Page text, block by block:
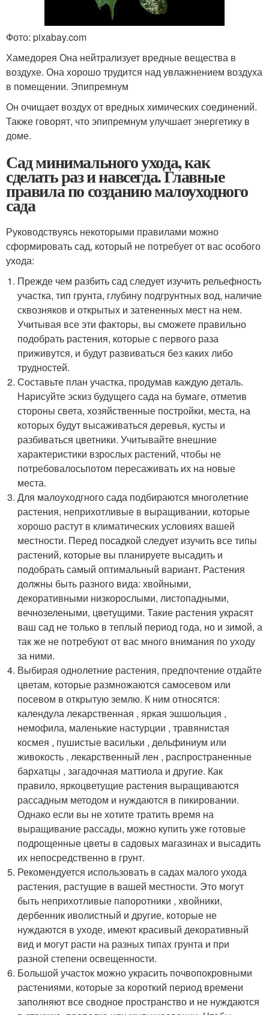
Фото: pixabay.com
Хамедорея Она нейтрализует вредные вещества в
воздухе. Она хорошо трудится над увлажнением воздуха
в помещении. Эпипремнум
Он очищает воздух от вредных химических соединений.
Также говорят, что эпипремнум улучшает энергетику в
доме.
Сад минимального ухода, как
сделать раз и навсегда. Главные
правила по созданию малоуходного
сада
Руководствуясь некоторыми правилами можно
сформировать сад, который не потребует от вас особого
ухода:
Прежде чем разбить сад следует изучить рельефность
участка, тип грунта, глубину подгрунтных вод, наличие
сквозняков и открытых и затененных мест на нем.
Учитывая все эти факторы, вы сможете правильно
подобрать растения, которые с первого раза
приживутся, и будут развиваться без каких либо
трудностей.
Составьте план участка, продумав каждую деталь.
Нарисуйте эскиз будущего сада на бумаге, отметив
стороны света, хозяйственные постройки, места, на
которых будут высаживаться деревья, кусты и
разбиваться цветники. Учитывайте внешние
характеристики взрослых растений, чтобы не
потребовалосьпотом пересаживать их на новые
места.
Для малоуходгного сада подбираются многолетние
растения, неприхотливые в выращивании, которые
хорошо растут в климатических условиях вашей
местности. Перед посадкой следует изучить все типы
растений, которые вы планируете высадить и
подобрать самый оптимальный вариант. Растения
должны быть разного вида: хвойными,
декоративными низкорослыми, листопадными,
вечнозелеными, цветущими. Такие растения украсят
ваш сад не только в теплый период года, но и зимой, а
так же не потребуют от вас много внимания по уходу
за ними.
Выбирая однолетние растения, предпочтение отдайте
цветам, которые размножаются самосевом или
посевом в открытую землю. К ним относятся:
календула лекарственная , яркая эшшольция ,
немофила, маленькие настурции , травянистая
космея , пушистые васильки , дельфиниум или
живокость , лекарственный лен , распространенные
бархатцы , загадочная маттиола и другие. Как
правило, яркоцветущие растения выращиваются
рассадным методом и нуждаются в пикировании.
Однако если вы не хотите тратить время на
выращивание рассады, можно купить уже готовые
подрощенные цветы в садовых магазинах и высадить
их непосредственно в грунт.
Рекомендуется использовать в садах малого ухода
растения, растущие в вашей местности. Это могут
быть неприхотливые папоротники , хвойники,
дербенник иволистный и другие, которые не
нуждаются в уходе, имеют красивый декоративный
вид и могут расти на разных типах грунта и при
разной степени освещенности.
Большой участок можно украсить почвопокровными
растениями, которые за короткий период времени
заполняют все сводное пространство и не нуждаются